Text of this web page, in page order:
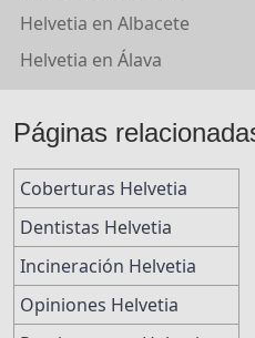
Helvetia en Albacete
Helvetia en Álava
Páginas
Coberturas Helvetia
Dentistas Helvetia
Incineración Helvetia
Opiniones Helvetia